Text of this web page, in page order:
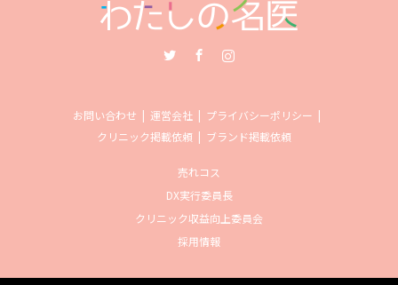
お問い合わせ 運営会社
プライバシーポリシー
クリニック掲載依頼
ブランド掲載依頼
売れコス
DX実行委員長
クリニック収益向上委員会
採用情報